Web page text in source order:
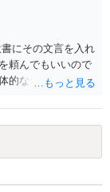
にその文言を入れ
頼んでもいいので
的な合意書案をも
「甲及び乙は，本
の債権債務が存し
れることが一般的
議の結果，上記示